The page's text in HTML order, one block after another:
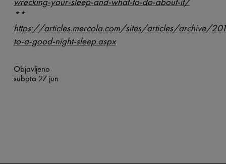
**
https://articles.mercola.com/sites/articles/archive/
to-a-good-night-sleep.aspx
Objavljeno
subota 27 jun